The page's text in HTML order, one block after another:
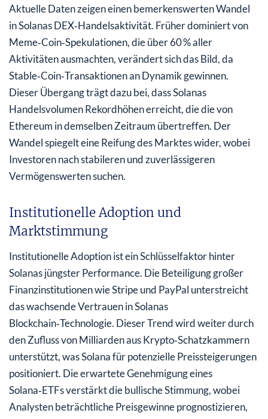
Aktuelle Daten zeigen einen bemerkenswerten Wandel
in Solanas DEX‑Handelsaktivität. Früher dominiert von
Meme‑Coin‑Spekulationen, die über 60 % aller
Aktivitäten ausmachten, verändert sich das Bild, da
Stable‑Coin‑Transaktionen an Dynamik gewinnen.
Dieser Übergang trägt dazu bei, dass Solanas
Handelsvolumen Rekordhöhen erreicht, die die von
Ethereum in demselben Zeitraum übertreffen. Der
Wandel spiegelt eine Reifung des Marktes wider, wobei
Investoren nach stabileren und zuverlässigeren
Vermögenswerten suchen.
Institutionelle Adoption und
Marktstimmung
Institutionelle Adoption ist ein Schlüsselfaktor hinter
Solanas jüngster Performance. Die Beteiligung großer
Finanzinstitutionen wie Stripe und PayPal unterstreicht
das wachsende Vertrauen in Solanas
Blockchain‑Technologie. Dieser Trend wird weiter durch
den Zufluss von Milliarden aus Krypto‑Schatzkammern
unterstützt, was Solana für potenzielle Preissteigerungen
positioniert. Die erwartete Genehmigung eines
Solana‑ETFs verstärkt die bullische Stimmung, wobei
Analysten beträchtliche Preisgewinne prognostizieren,